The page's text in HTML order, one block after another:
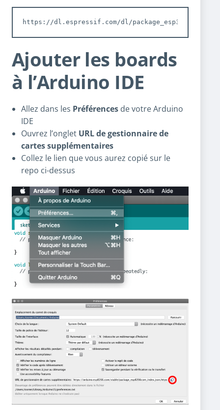
https://dl.espressif.com/dl/
Ajouter les boards
à l’Arduino IDE
Allez dans les Préférences de votre Arduino
IDE
Ouvrez l’onglet URL de gestionnaire de
cartes supplémentaires
Collez le lien que vous aurez copié sur le
repo ci-dessus